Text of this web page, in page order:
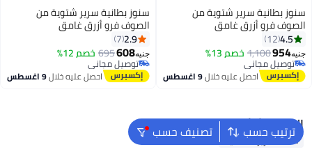
7
سنوز بطانية سرير شتوية من
الصوف فرو أزرق غامق
200x200x30سم
4.5
12
جنيه954
1,100خصم 13%
توصيل مجاني
توصيل مجانياحصل عليه خلال9 اغسطس
8
سنوز بطانية سرير شتوية من
الصوف فرو أزرق غامق
100x195x30سم
2.9
7
جنيه608
695 خصم 12%
توصيل مجاني
توصيل مجانياحصل عليه خلال9 اغسطس
ترتيب حسب تصنيف حسب البحث الشائع
ملاءة سرير مطاطية